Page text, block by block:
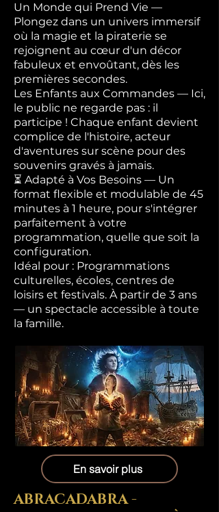
Un Monde qui Prend Vie —
Plongez dans un univers immersif
où la magie et la piraterie se
rejoignent au cœur d'un décor
fabuleux et envoûtant, dès les
premières secondes.
Les Enfants aux Commandes — Ici,
le public ne regarde pas : il
participe ! Chaque enfant devient
complice de l'histoire, acteur
d'aventures sur scène pour des
souvenirs gravés à jamais.
⏳ Adapté à Vos Besoins — Un
format flexible et modulable de 45
minutes à 1 heure, pour s'intégrer
parfaitement à votre
programmation, quelle que soit la
configuration.
Idéal pour : Programmations
culturelles, écoles, centres de
loisirs et festivals. À partir de 3 ans
— un spectacle accessible à toute
la famille.
En savoir plus
ABRACADABRA -